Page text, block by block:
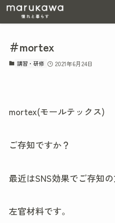
＃mortex
講習・研修 2021年6月24日
mortex(モールテックス)
ご存知ですか？
最近はSNS効果でご存知
左官材料です。